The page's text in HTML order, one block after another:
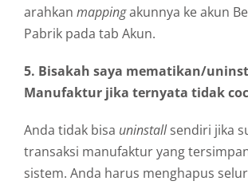
arahkan mappingakunnya ke akun
Pabrik pada tab Akun.
5. Bisakah saya mematikan/
Manufaktur jika ternyata tidak
Anda tidak bisa uninstallsendiri jika
transaksi manufaktur yang
sistem. Anda harus menghapus